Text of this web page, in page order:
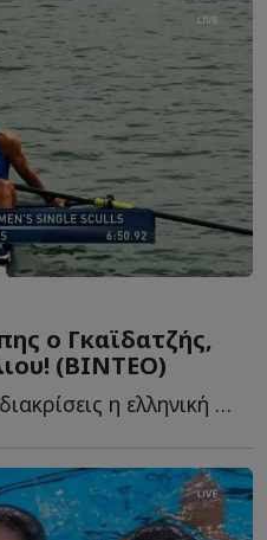
ο Γκαϊδατζής,
(ΒΙΝΤΕΟ)
Με δύο νέες σπουδαίες διακρίσεις η ελληνική αποστολή σ...